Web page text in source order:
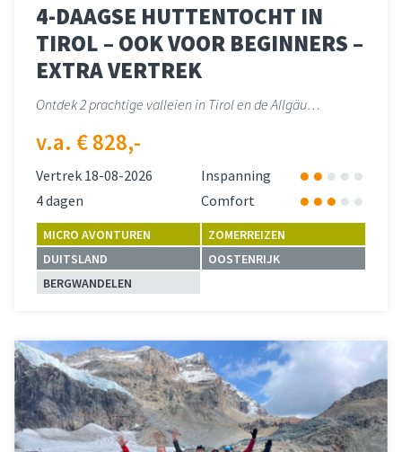
4-DAAGSE HUTTENTOCHT IN
TIROL – OOK VOOR BEGINNERS –
EXTRA VERTREK
Ontdek 2 prachtige valleien in Tirol en de Allgäu…
v.a. € 828,-
Vertrek 18-08-2026
Inspanning
4 dagen
Comfort
MICRO AVONTUREN
ZOMERREIZEN
DUITSLAND
OOSTENRIJK
BERGWANDELEN